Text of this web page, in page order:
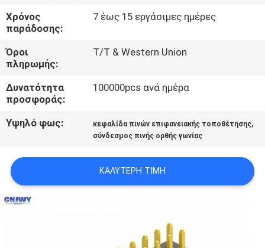
ΈΝΑ
ΑΠΌΣΠΑΣΜΑ
COMPANY
SITEMAP
Χρόνος
παράδοσης:
7 έως 15 εργάσιμες ημέρες
Όροι
πληρωμής:
T/T & Western Union
Δυνατότητα
προσφοράς:
100000pcs ανά ημέρα
Υψηλό φως: κεφαλίδα πινών επιφανειακής τοποθέτησης,
σύνδεσμος πινής ορθής γωνίας
ΚΑΛΎΤΕΡΗ ΤΙΜΉ